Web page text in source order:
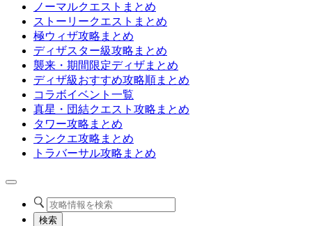
ノーマルクエストまとめ
ストーリークエストまとめ
極ウィザ攻略まとめ
ディザスター級攻略まとめ
襲来・期間限定ディザまとめ
ディザ級おすすめ攻略順まとめ
コラボイベント一覧
真星・団結クエスト攻略まとめ
タワー攻略まとめ
ランクエ攻略まとめ
トラバーサル攻略まとめ
検索